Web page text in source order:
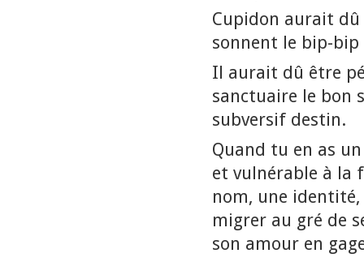
Cupidon aurait dû
sonnent le bip-
Il aurait dû être
sanctuaire le bon
subversif destin.
Quand tu en as
et vulnérable à la
nom, une identité,
migrer au gré de
son amour en